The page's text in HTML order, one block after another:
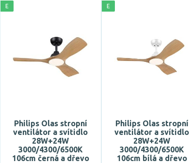
E
Philips Olas stropní
ventilátor a svítidlo
28W+24W
3000/4300/6500K
106cm černá a dřevo
E
Philips Olas stropní
ventilátor a svítidlo
28W+24W
3000/4300/6500K
106cm bílá a dřevo